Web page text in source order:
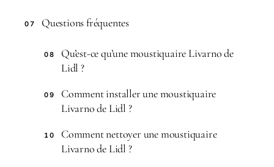
07 Questions fréquentes
08
Qu’est-ce qu’une moustiquaire Livarno de
Lidl ?
09
Comment installer une moustiquaire
Livarno de Lidl ?
10
Comment nettoyer une moustiquaire
Livarno de Lidl ?